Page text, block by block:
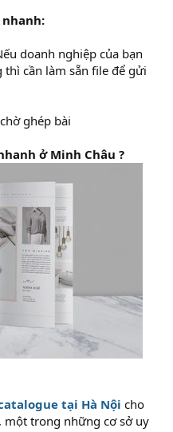
doanh nghiệp của bạn
cần làm sẵn file để gửi
ghép bài
ở Minh Châu ?
tại Hà Nội cho
một trong những cơ sở uy